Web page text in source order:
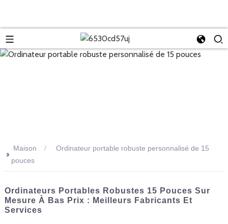
>>
Maison
Ordinateur portable robuste personnalisé de 15
pouces
Ordinateurs Portables Robustes 15 Pouces Sur
Mesure À Bas Prix : Meilleurs Fabricants Et
Services